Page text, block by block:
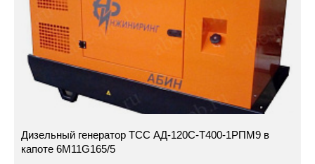
Дизельный генератор ТСС АД-120С-Т400-1РПМ9 в
капоте 6M11G165/5